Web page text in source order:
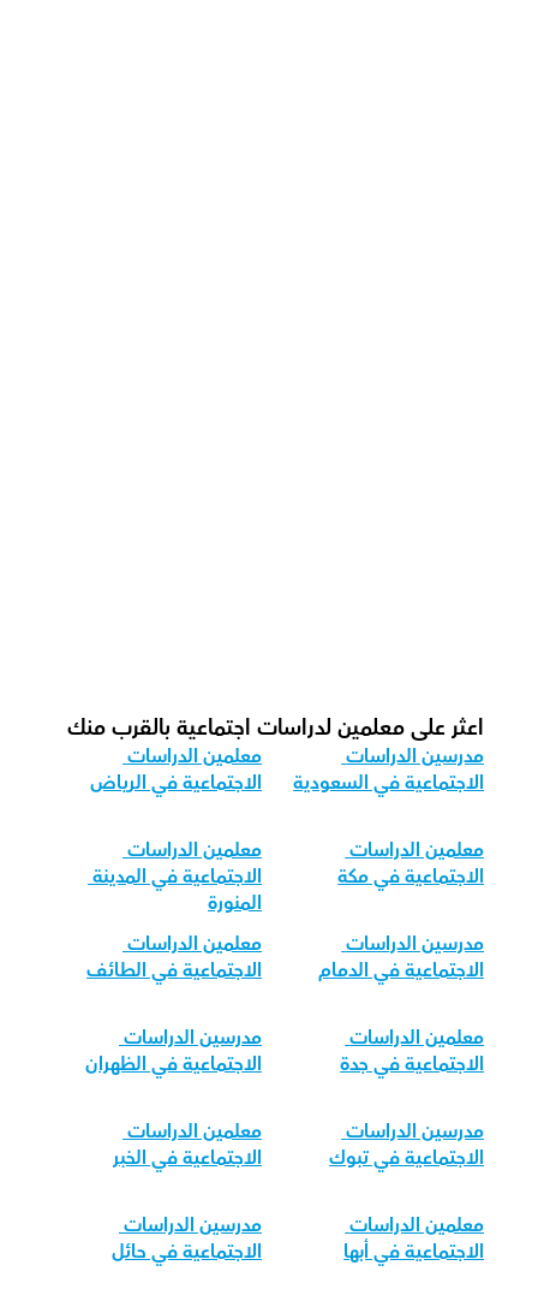
اعثر على معلمين لدراسات اجتماعية بالقرب منك
مدرسين الدراسات
الاجتماعية في السعودية
معلمين الدراسات
الاجتماعية في الرياض
معلمين الدراسات
الاجتماعية في مكة
معلمين الدراسات
الاجتماعية في المدينة
المنورة
مدرسين الدراسات
الاجتماعية في الدمام
معلمين الدراسات
الاجتماعية في الطائف
معلمين الدراسات
الاجتماعية في جدة
مدرسين الدراسات
الاجتماعية في الظهران
مدرسين الدراسات
الاجتماعية في تبوك
معلمين الدراسات
الاجتماعية في الخبر
معلمين الدراسات
الاجتماعية في أبها
مدرسين الدراسات
الاجتماعية في حائل